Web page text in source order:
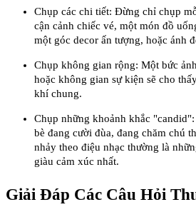
Chụp các chi tiết: Đừng chỉ chụp
cận cảnh chiếc vé, một món đồ
một góc decor ấn tượng, hoặc ánh
Chụp không gian rộng: Một bức
hoặc không gian sự kiện sẽ cho
khí chung.
Chụp những khoảnh khắc
bè đang cười đùa, đang chăm chú
nhảy theo điệu nhạc thường là
giàu cảm xúc nhất.
Giải Đáp Các Câu Hỏi